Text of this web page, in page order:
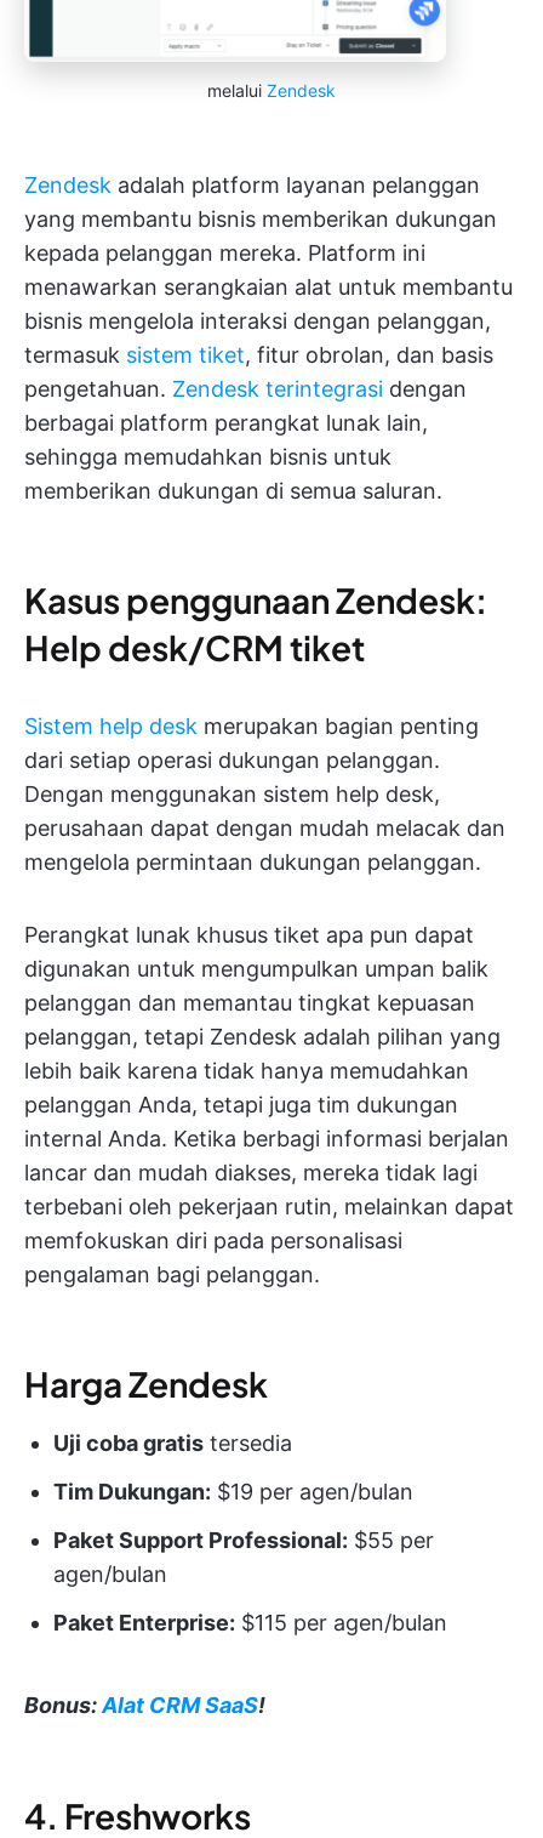
melalui Zendesk
Zendesk adalah platform layanan pelanggan
yang membantu bisnis memberikan dukungan
kepada pelanggan mereka. Platform ini
menawarkan serangkaian alat untuk membantu
bisnis mengelola interaksi dengan pelanggan,
termasuk sistem tiket, fitur obrolan, dan basis
pengetahuan. Zendesk terintegrasi dengan
berbagai platform perangkat lunak lain,
sehingga memudahkan bisnis untuk
memberikan dukungan di semua saluran.
Kasus penggunaan Zendesk:
Help desk/CRM tiket
Sistem help desk merupakan bagian penting
dari setiap operasi dukungan pelanggan.
Dengan menggunakan sistem help desk,
perusahaan dapat dengan mudah melacak dan
mengelola permintaan dukungan pelanggan.
Perangkat lunak khusus tiket apa pun dapat
digunakan untuk mengumpulkan umpan balik
pelanggan dan memantau tingkat kepuasan
pelanggan, tetapi Zendesk adalah pilihan yang
lebih baik karena tidak hanya memudahkan
pelanggan Anda, tetapi juga tim dukungan
internal Anda. Ketika berbagi informasi berjalan
lancar dan mudah diakses, mereka tidak lagi
terbebani oleh pekerjaan rutin, melainkan dapat
memfokuskan diri pada personalisasi
pengalaman bagi pelanggan.
Harga Zendesk
Uji coba gratis tersedia
Tim Dukungan: $19 per agen/bulan
Paket Support Professional: $55 per
agen/bulan
Paket Enterprise: $115 per agen/bulan
Bonus:Alat CRM SaaS!
4. Freshworks